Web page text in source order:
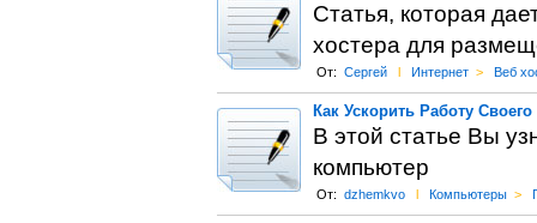
Статья, которая
хостера для
От: Сергей l Интернет > Веб
Как Ускорить Работу
В этой статье Вы
компьютер
От: dzhemkvo l Компьютеры >